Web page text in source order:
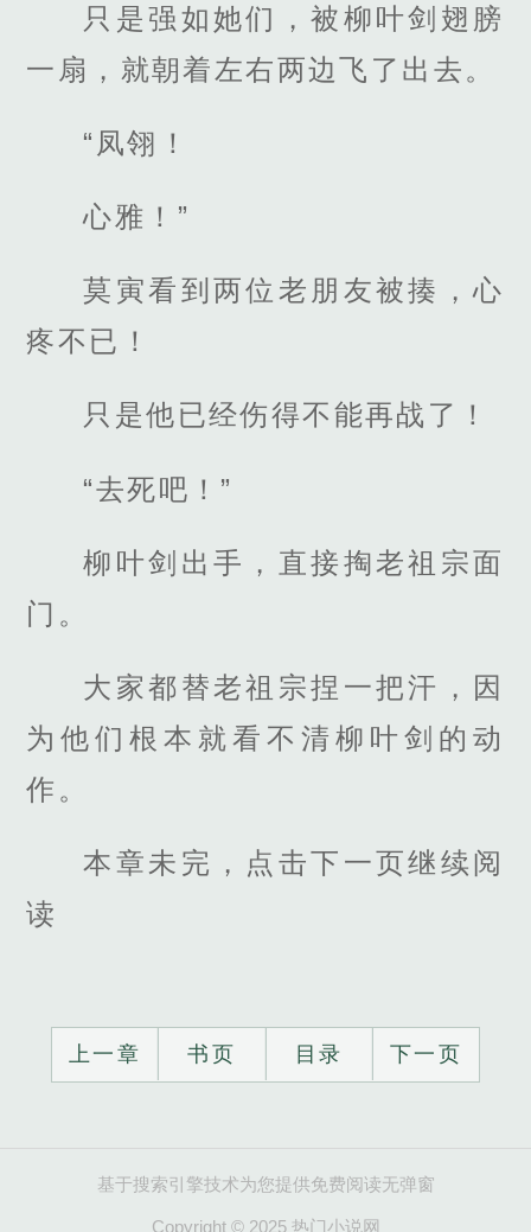
只是强如她们，被柳叶剑翅膀
一扇，就朝着左右两边飞了出去。
“凤翎！
心雅！”
莫寅看到两位老朋友被揍，心
疼不已！
只是他已经伤得不能再战了！
“去死吧！”
柳叶剑出手，直接掏老祖宗面
门。
大家都替老祖宗捏一把汗，因
为他们根本就看不清柳叶剑的动
作。
本章未完，点击下一页继续阅
读
上一章 书页 目录 下一页
基于搜索引擎技术为您提供免费阅读无弹窗
Copyright © 2025 热门小说网